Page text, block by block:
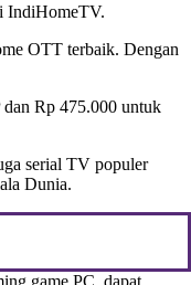
IndiHomeTV.
OTT terbaik. Dengan
Rp 475.000 untuk
serial TV populer
Dunia.
game PC, dapat